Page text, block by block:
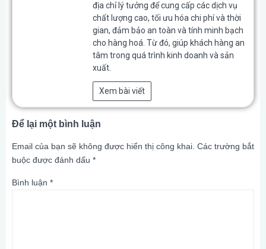
địa chỉ lý tưởng để cung cấp các dịch vụ
chất lượng cao, tối ưu hóa chi phí và thời
gian, đảm bảo an toàn và tính minh bạch
cho hàng hoá. Từ đó, giúp khách hàng an
tâm trong quá trình kinh doanh và sản
xuất.
Xem bài viết
Để lại một bình luận
Email của bạn sẽ không được hiển thị công khai. Các trường bắt
buộc được đánh dấu *
Bình luận *